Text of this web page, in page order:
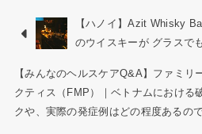
【ハノイ】Azit Whisky
のウイスキーが グラスで
【みんなのヘルスケアQ&A】ファミリ
クティス（FMP）｜ベトナムにおける
クや、実際の発症例はどの程度あるの